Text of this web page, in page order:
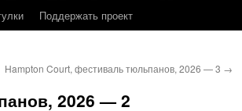
Поддержать проект
Hampton Court, фестиваль тюльпанов, 2026 — 3 →
2026 — 2